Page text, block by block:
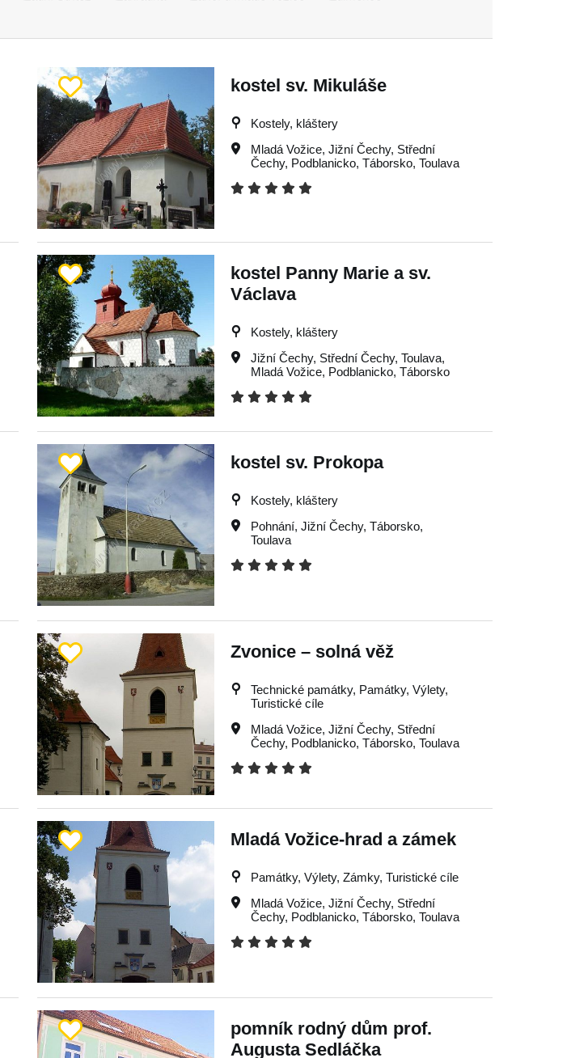
kostel sv. Mikuláše
Kostely, kláštery
Mladá Vožice, Jižní Čechy, Střední
Čechy, Podblanicko, Táborsko, Toulava
kostel Panny Marie a sv.
Václava
Kostely, kláštery
Jižní Čechy, Střední Čechy, Toulava,
Mladá Vožice, Podblanicko, Táborsko
kostel sv. Prokopa
Kostely, kláštery
Pohnání, Jižní Čechy, Táborsko,
Toulava
Zvonice – solná věž
Technické památky, Památky, Výlety,
Turistické cíle
Mladá Vožice, Jižní Čechy, Střední
Čechy, Podblanicko, Táborsko, Toulava
Mladá Vožice-hrad a zámek
Památky, Výlety, Zámky, Turistické cíle
Mladá Vožice, Jižní Čechy, Střední
Čechy, Podblanicko, Táborsko, Toulava
pomník rodný dům prof.
Augusta Sedláčka